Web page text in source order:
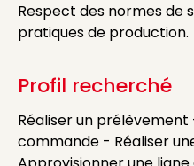
Respect des normes de
pratiques de production.
Profil recherché
Réaliser un
commande - Réaliser